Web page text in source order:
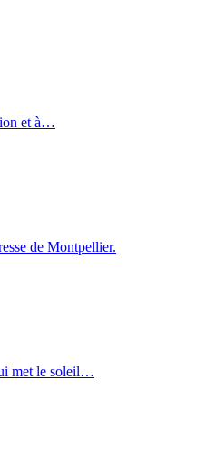
et à…
de Montpellier.
met le soleil…